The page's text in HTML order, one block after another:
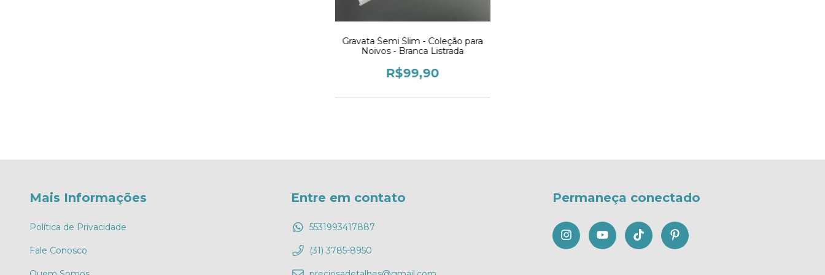
Gravata Semi Slim - Coleção para
Noivos - Branca Listrada
R$99,90
Mais Informações
Política de Privacidade
Fale Conosco
Entre em contato
5531993417887
(31) 3785-8950
Permaneça conectado